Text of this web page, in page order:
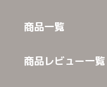
商品一覧
商品レビュー一覧